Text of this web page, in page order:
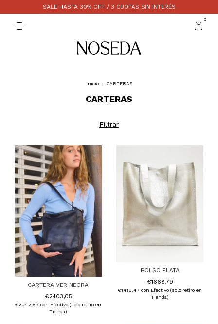
SALE HASTA 30% OFF / 3 CUOTAS SIN INTERÉS
0
Inicio CARTERAS
CARTERAS
Filtrar
CARTERA VER NEGRA
€2403,05
€2042,59 con Efectivo (solo retiro en
Tienda)
BOLSO PLATA
€1668,79
€1418,47 con Efectivo (solo retiro en
Tienda)